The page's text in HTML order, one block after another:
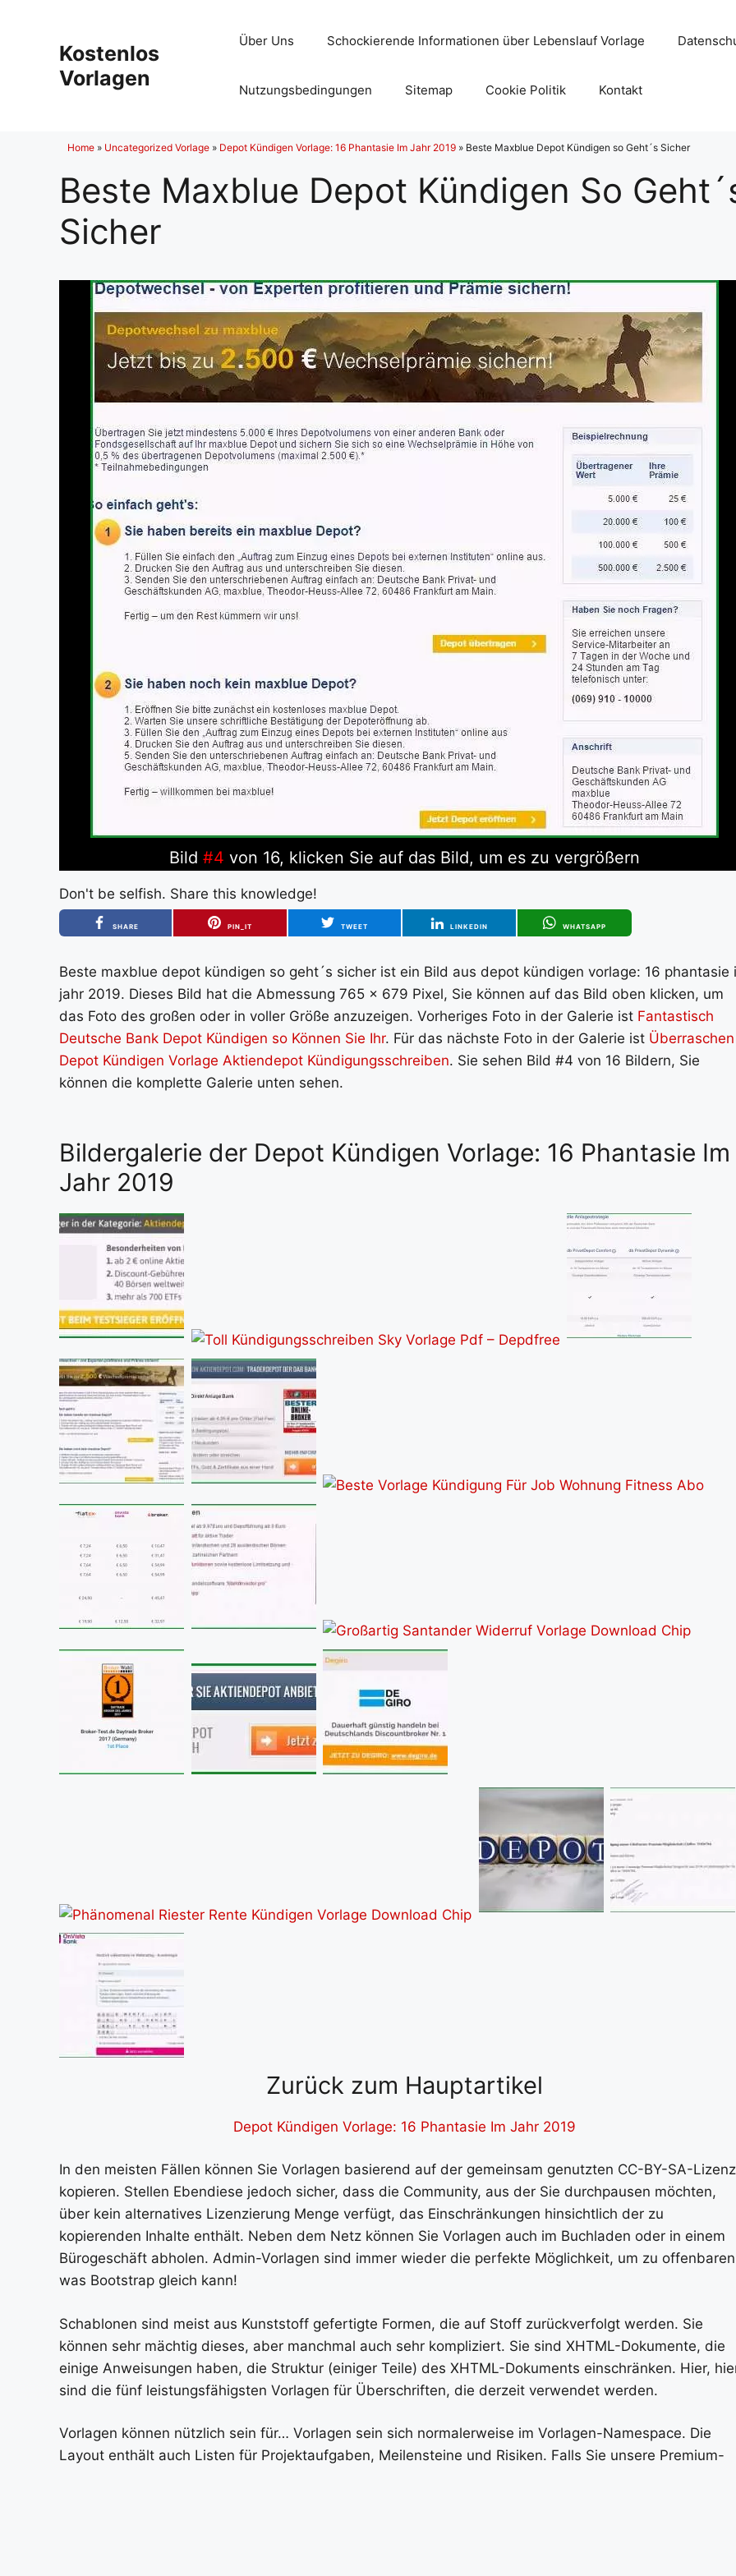
Kostenlos
Vorlagen
Über Uns Schockierende Informationen über Lebenslauf Vorlage
Nutzungsbedingungen Sitemap Cookie Politik Kontakt
Home » Uncategorized Vorlage » Depot Kündigen Vorlage: 16 Phantasie Im Jahr 2019 » Beste Maxblue Depot Kündigen so Geht´s Sicher
Beste Maxblue Depot Kündigen So
Sicher
Bild #4 von 16, klicken Sie auf das Bild, um es zu vergrößern
Don't be selfish. Share this knowledge!
SHARE PIN_IT TWEET LINKEDIN WHATSAPP
Beste maxblue depot kündigen so geht´s sicher ist ein Bild aus depot kündigen vorlage: 16 phantasie
jahr 2019. Dieses Bild hat die Abmessung 765 x 679 Pixel, Sie können auf das Bild oben klicken, um
das Foto des großen oder in voller Größe anzuzeigen. Vorheriges Foto in der Galerie ist Fantastisch
Deutsche Bank Depot Kündigen so Können Sie Ihr. Für das nächste Foto in der Galerie ist Überraschen
Depot Kündigen Vorlage Aktiendepot Kündigungsschreiben. Sie sehen Bild #4 von 16 Bildern, Sie
können die komplette Galerie unten sehen.
Bildergalerie der Depot Kündigen Vorlage: 16 Phantasie Im
Jahr 2019
Zurück zum Hauptartikel
Depot Kündigen Vorlage: 16 Phantasie Im Jahr 2019
In den meisten Fällen können Sie Vorlagen basierend auf der gemeinsam genutzten CC-BY-SA-Lizenz
kopieren. Stellen Ebendiese jedoch sicher, dass die Community, aus der Sie durchpausen möchten,
über kein alternatives Lizenzierung Menge verfügt, das Einschränkungen hinsichtlich der zu
kopierenden Inhalte enthält. Neben dem Netz können Sie Vorlagen auch im Buchladen oder in einem
Bürogeschäft abholen. Admin-Vorlagen sind immer wieder die perfekte Möglichkeit, um zu
was Bootstrap gleich kann!
Schablonen sind meist aus Kunststoff gefertigte Formen, die auf Stoff zurückverfolgt werden. Sie
können sehr mächtig dieses, aber manchmal auch sehr kompliziert. Sie sind XHTML-Dokumente, die
einige Anweisungen haben, die Struktur (einiger Teile) des XHTML-Dokuments einschränken. Hier,
sind die fünf leistungsfähigsten Vorlagen für Überschriften, die derzeit verwendet werden.
Vorlagen können nützlich sein für… Vorlagen sein sich normalerweise im Vorlagen-Namespace. Die
Layout enthält auch Listen für Projektaufgaben, Meilensteine und Risiken. Falls Sie unsere Premium-